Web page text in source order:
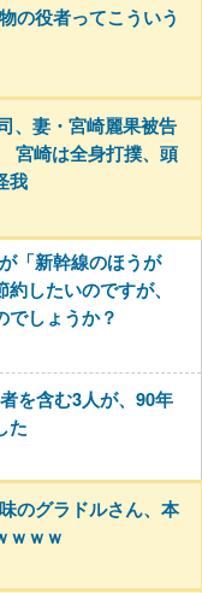
の役者ってこういう
、妻・宮崎麗果被告
宮崎は全身打撲、頭
我
「新幹線のほうが
したいのですが、
でしょうか？
を含む3人が、90年
た
のグラドルさん、本
ｗｗｗ